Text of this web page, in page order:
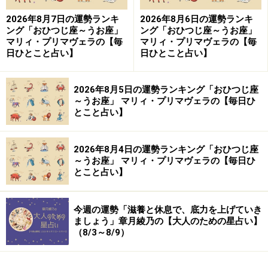
【編集部おすすめの購入サイト】
Amazonで占い関連の商品をチェック！
楽天市場で占い関連の商品をチェック！
2026年8月7日の運勢ランキ
ング「おひつじ座～うお座」
マリィ・プリマヴェラの【毎
日ひとこと占い】
2026年8月6日の運勢ランキ
ング「おひつじ座～うお座」
マリィ・プリマヴェラの【毎
日ひとこと占い】
2026年8月5日の運勢ランキング「おひつじ座
～うお座」 マリィ・プリマヴェラの【毎日ひ
とこと占い】
2026年8月4日の運勢ランキング「おひつじ座
～うお座」 マリィ・プリマヴェラの【毎日ひ
とこと占い】
今週の運勢「滋養と休息で、底力を上げていき
ましょう」章月綾乃の【大人のための星占い】
（8/3～8/9）